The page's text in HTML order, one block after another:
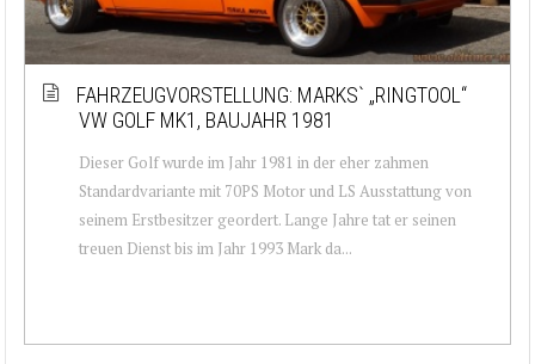
FAHRZEUGVORSTELLUNG: MARKS` „RINGTOOL“
VW GOLF MK1, BAUJAHR 1981
Dieser Golf wurde im Jahr 1981 in der eher zahmen
Standardvariante mit 70PS Motor und LS Ausstattung von
seinem Erstbesitzer geordert. Lange Jahre tat er seinen
treuen Dienst bis im Jahr 1993 Mark da...